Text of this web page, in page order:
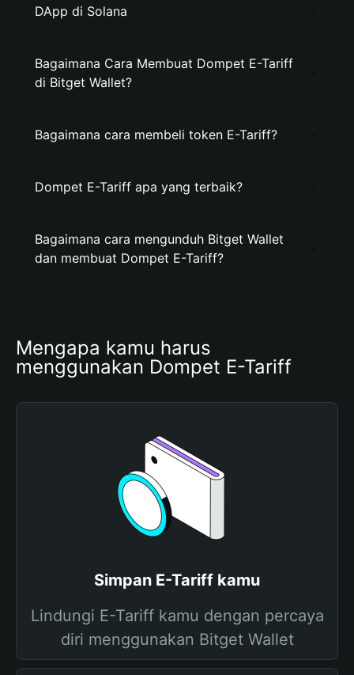
DApp di Solana
Bagaimana Cara Membuat Dompet E-Tariff
di Bitget Wallet?
Bagaimana cara membeli token E-Tariff?
Dompet E-Tariff apa yang terbaik?
Bagaimana cara mengunduh Bitget Wallet
dan membuat Dompet E-Tariff?
Mengapa kamu harus
menggunakan Dompet E-Tariff
Simpan E-Tariff kamu
Lindungi E-Tariff kamu dengan percaya
diri menggunakan Bitget Wallet